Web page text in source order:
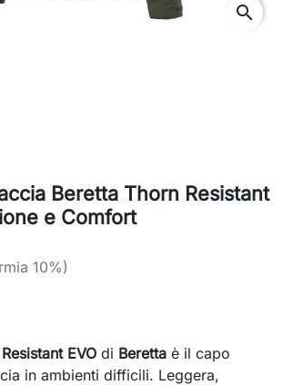
search
Beretta Thorn Resistant
e Comfort
10%)
EVO di Beretta è il capo
in ambienti difficili. Leggera,